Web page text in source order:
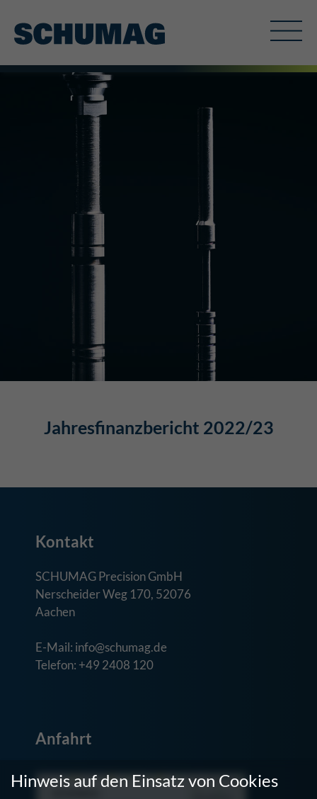
Jahresfinanzbericht 2022/23
Kontakt
SCHUMAG Precision GmbH
Nerscheider Weg 170, 52076
Aachen
E-Mail: info@schumag.de
Telefon: +49 2408 120
Anfahrt
Hinweis auf den Einsatz von Cookies